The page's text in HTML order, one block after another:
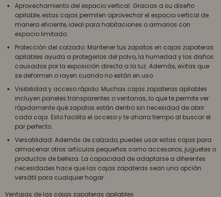
Aprovechamiento del espacio vertical: Gracias a su diseño
apilable, estas cajas permiten aprovechar el espacio vertical de
manera eficiente, ideal para habitaciones o armarios con
espacio limitado.
Protección del calzado: Mantener tus zapatos en cajas zapateras
apilables ayuda a protegerlos del polvo, la humedad y los daños
causados por la exposición directa a la luz. Además, evitas que
se deformen o rayen cuando no están en uso.
Visibilidad y acceso rápido: Muchas cajas zapateras apilables
incluyen paneles transparentes o ventanas, lo que te permite ver
rápidamente qué zapatos están dentro sin necesidad de abrir
cada caja. Esto facilita el acceso y te ahorra tiempo al buscar el
par perfecto.
Versatilidad: Además de calzado, puedes usar estas cajas para
almacenar otros artículos pequeños como accesorios, juguetes o
productos de belleza. La capacidad de adaptarse a diferentes
necesidades hace que las cajas zapateras sean una opción
versátil para cualquier hogar.
Ventajas de las cajas zapateras apilables